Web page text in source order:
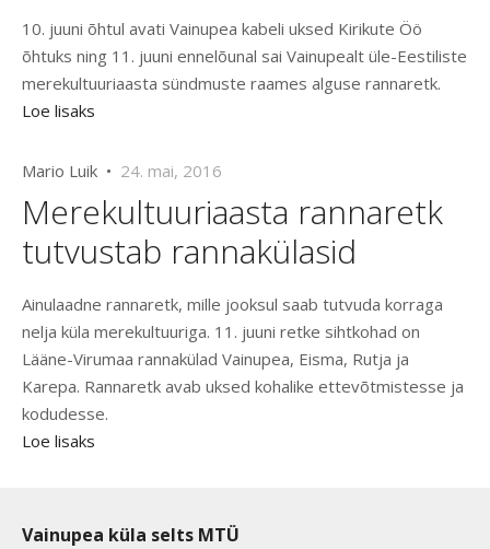
10. juuni õhtul avati Vainupea kabeli uksed Kirikute Öö
õhtuks ning 11. juuni ennelõunal sai Vainupealt üle-Eestiliste
merekultuuriaasta sündmuste raames alguse rannaretk.
Loe lisaks
Mario Luik • 24. mai, 2016
Merekultuuriaasta rannaretk
tutvustab rannakülasid
Ainulaadne rannaretk, mille jooksul saab tutvuda korraga
nelja küla merekultuuriga. 11. juuni retke sihtkohad on
Lääne-Virumaa rannakülad Vainupea, Eisma, Rutja ja
Karepa. Rannaretk avab uksed kohalike ettevõtmistesse ja
kodudesse.
Loe lisaks
Vainupea küla selts MTÜ